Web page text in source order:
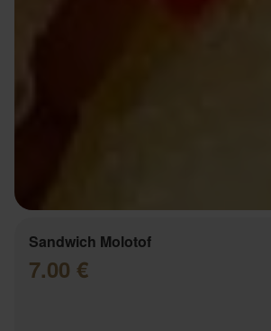
Sandwich Molotof
7.00 €